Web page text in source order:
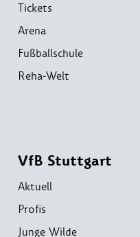
Tickets
Arena
Fußballschule
Reha-Welt
VfB Stuttgart
Aktuell
Profis
Junge Wilde